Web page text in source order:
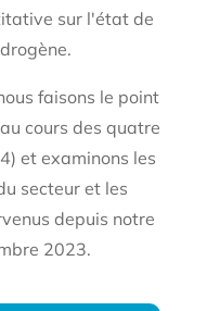
sur l'état de
faisons le point
cours des quatre
et examinons les
secteur et les
depuis notre
2023.